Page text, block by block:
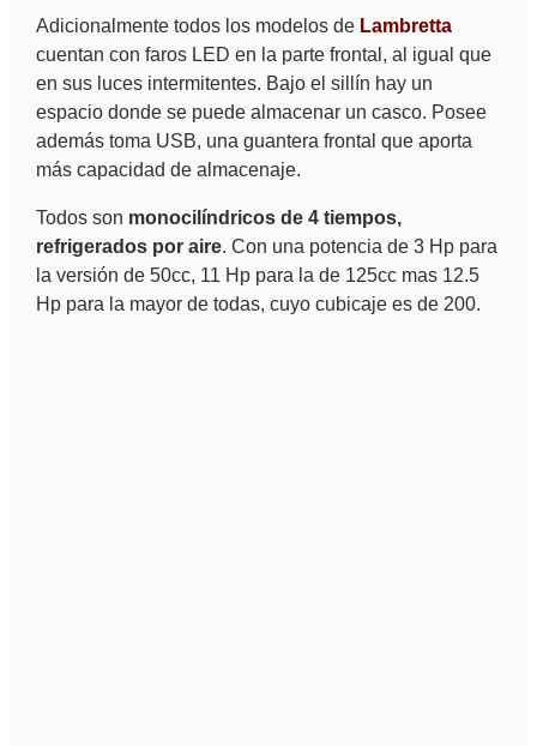
Adicionalmente todos los modelos de Lambretta
cuentan con faros LED en la parte frontal, al igual que
en sus luces intermitentes. Bajo el sillín hay un
espacio donde se puede almacenar un casco. Posee
además toma USB, una guantera frontal que aporta
más capacidad de almacenaje.
Todos son monocilíndricos de 4 tiempos,
refrigerados por aire. Con una potencia de 3 Hp para
la versión de 50cc, 11 Hp para la de 125cc mas 12.5
Hp para la mayor de todas, cuyo cubicaje es de 200.